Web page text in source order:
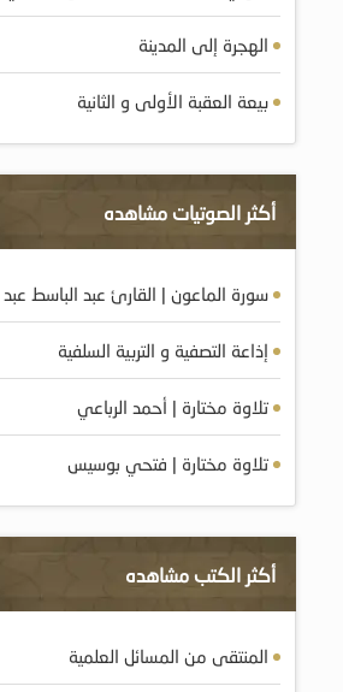
الهجرة إلى المدينة
بيعة العقبة الأولى و الثانية
أكثر الصوتيات مشاهده
سورة الماعون | القارئ عبد الباسط
إذاعة التصفية و التربية السلفية
تلاوة مختارة | أحمد الرباعي
تلاوة مختارة | فتحي بوسيس
أكثر الكتب مشاهده
المنتقى من المسائل العلمية